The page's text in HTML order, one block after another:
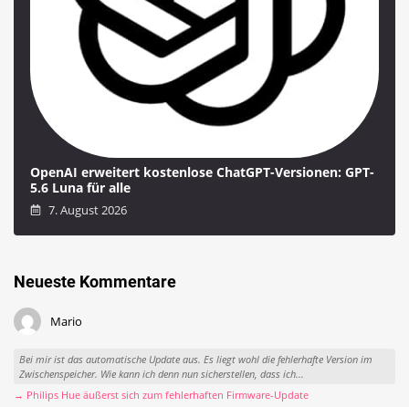
OpenAI erweitert kostenlose ChatGPT-Versionen: GPT-
5.6 Luna für alle
7. August 2026
Neueste Kommentare
Mario
Bei mir ist das automatische Update aus. Es liegt wohl die fehlerhafte Version im
Zwischenspeicher. Wie kann ich denn nun sicherstellen, dass ich...
→ Philips Hue äußerst sich zum fehlerhaften Firmware-Update